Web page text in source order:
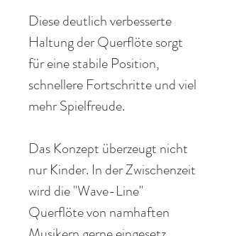
Diese deutlich verbesserte
Haltung der Querflöte sorgt
für eine stabile Position,
schnellere Fortschritte und viel
mehrSpielfreude.
Das Konzept überzeugt nicht
nur Kinder. In der Zwischenzeit
wird die "Wave-Line"
Querflöte von namhaften